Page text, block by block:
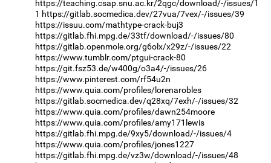
https://teaching.csap.snu.ac.kr/2qgc/download/-/issues/1
1 https://gitlab.socmedica.dev/27vua/7vex/-/issues/39
https://issuu.com/mathtype-crack-buj3
https://gitlab.fhi.mpg.de/33tf/download/-/issues/80
https://gitlab.openmole.org/g6olx/x29z/-/issues/22
https://www.tumblr.com/ptgui-crack-80
https://git.fsz53.de/w400g/o3a4/-/issues/26
https://www.pinterest.com/rf54u2n
https://www.quia.com/profiles/lorenarobles
https://gitlab.socmedica.dev/q28xq/7exh/-/issues/32
https://www.quia.com/profiles/dawn254moore
https://www.quia.com/profiles/amy171lewis
https://gitlab.fhi.mpg.de/9xy5/download/-/issues/4
https://www.quia.com/profiles/jones1227
https://gitlab.fhi.mpg.de/vz3w/download/-/issues/48